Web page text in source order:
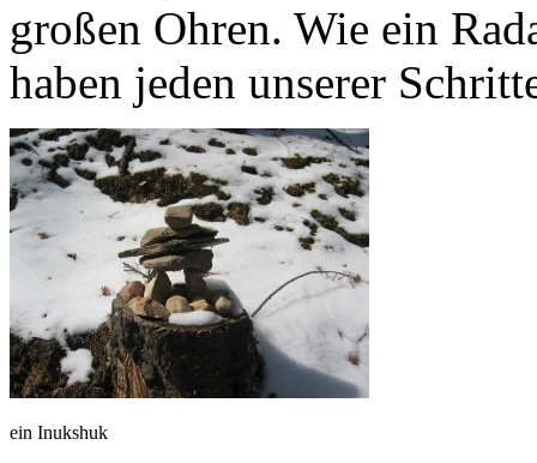
großen Ohren. Wie ein
haben jeden unserer
ein Inukshuk